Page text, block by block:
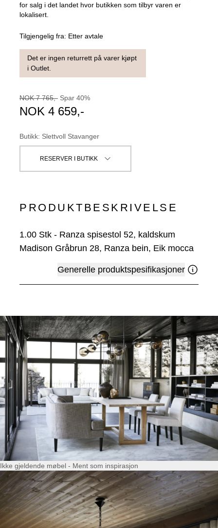
for salg i det landet hvor butikken som tilbyr varen er
lokalisert.
Tilgjengelig fra: Etter avtale
Det er ingen returrett på varer kjøpt
i Outlet.
NOK 7 765,- Spar 40%
NOK 4 659,-
Butikk: Slettvoll Stavanger
RESERVER I BUTIKK
PRODUKTBESKRIVELSE
1.00 Stk - Ranza spisestol 52, kaldskum
Madison Gråbrun 28, Ranza bein, Eik mocca
Generelle produktspesifikasjoner
Ikke gjeldende møbel - Ment som inspirasjon